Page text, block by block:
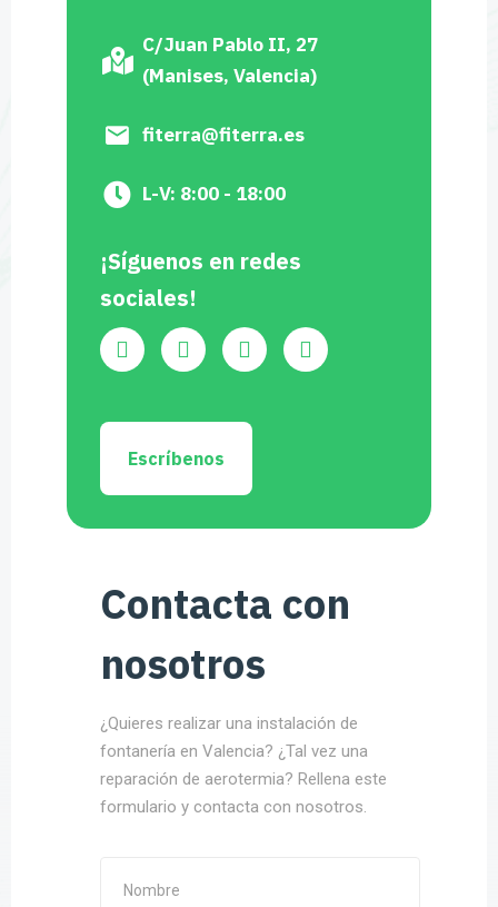
C/Juan Pablo II, 27
(Manises, Valencia)
fiterra@fiterra.es
L-V: 8:00 - 18:00
¡Síguenos en redes
sociales!
Escríbenos
Contacta con
nosotros
¿Quieres realizar una instalación de
fontanería en Valencia? ¿Tal vez una
reparación de aerotermia? Rellena este
formulario y contacta con nosotros.